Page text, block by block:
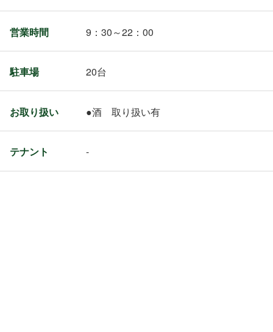
営業時間 9：30～22：00
駐車場 20台
お取り扱い ●酒 取り扱い有
テナント -